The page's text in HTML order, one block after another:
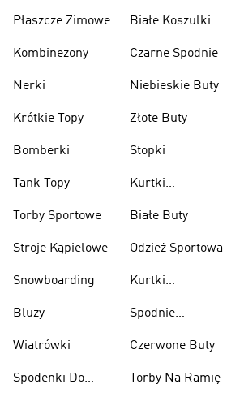
Płaszcze Zimowe
Kombinezony
Nerki
Krótkie Topy
Bomberki
Tank Topy
Torby Sportowe
Stroje Kąpielowe
Snowboarding
Bluzy
Wiatrówki
Spodenki Do
Białe Koszulki
Czarne Spodnie
Niebieskie Buty
Złote Buty
Stopki
Kurtki
Białe Buty
Odzież Sportowa
Kurtki
Spodnie
Czerwone Buty
Torby Na Ramię